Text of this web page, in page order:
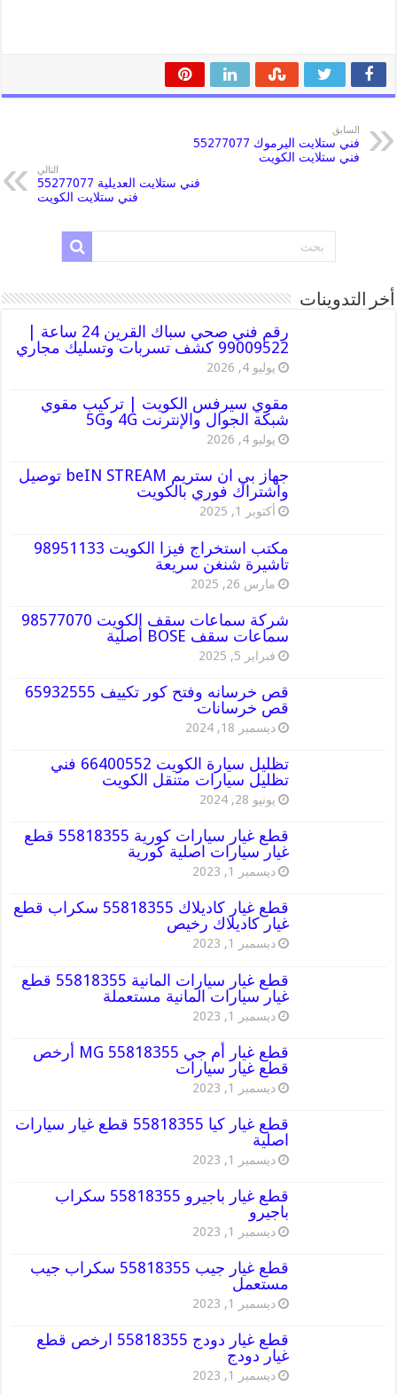
السابق
فني ستلايت اليرموك 55277077
فني ستلايت الكويت
التالي
فني ستلايت العديلية 55277077
فني ستلايت الكويت
أخر التدوينات
رقم فني صحي سباك القرين 24 ساعة |
99009522 كشف تسربات وتسليك مجاري
يوليو 4, 2026
مقوي سيرفس الكويت | تركيب مقوي
شبكة الجوال والإنترنت 4G و5G
يوليو 4, 2026
جهاز بي ان ستريم beIN STREAM توصيل
واشتراك فوري بالكويت
أكتوبر 1, 2025
مكتب استخراج فيزا الكويت 98951133
تاشيرة شنغن سريعة
مارس 26, 2025
شركة سماعات سقف الكويت 98577070
سماعات سقف BOSE أصلية
فبراير 5, 2025
قص خرسانه وفتح كور تكييف 65932555
قص خرسانات
ديسمبر 18, 2024
تظليل سيارة الكويت 66400552 فني
تظليل سيارات متنقل الكويت
يونيو 28, 2024
قطع غيار سيارات كورية 55818355 قطع
غيار سيارات اصلية كورية
ديسمبر 1, 2023
قطع غيار كاديلاك 55818355 سكراب قطع
غيار كاديلاك رخيص
ديسمبر 1, 2023
قطع غيار سيارات المانية 55818355 قطع
غيار سيارات المانية مستعملة
ديسمبر 1, 2023
قطع غيار أم جي MG 55818355 أرخص
قطع غيار سيارات
ديسمبر 1, 2023
قطع غيار كيا 55818355 قطع غيار سيارات
اصلية
ديسمبر 1, 2023
قطع غيار باجيرو 55818355 سكراب
باجيرو
ديسمبر 1, 2023
قطع غيار جيب 55818355 سكراب جيب
مستعمل
ديسمبر 1, 2023
قطع غيار دودج 55818355 ارخص قطع
غيار دودج
ديسمبر 1, 2023